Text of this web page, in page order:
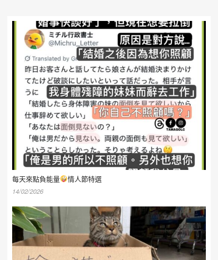
每天來點負能量 情人節特選
14/02/2026